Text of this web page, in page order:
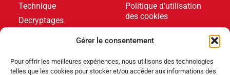
Gérer le consentement
Pour offrir les meilleures expériences, nous utilisons des technologies
telles que les cookies pour stocker et/ou accéder aux informations des
Technique
Decryptages
Politique d’utilisation
des cookies